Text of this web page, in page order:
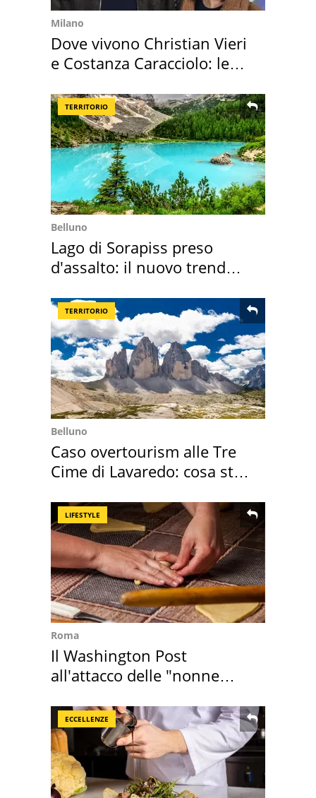
Milano
Dove vivono Christian Vieri
e Costanza Caracciolo: le
TERRITORIO
Belluno
Lago di Sorapiss preso
d'assalto: il nuovo trend
TERRITORIO
Belluno
Caso overtourism alle Tre
Cime di Lavaredo: cosa sta
LIFESTYLE
Roma
Il Washington Post
all'attacco delle "nonne
ECCELLENZE